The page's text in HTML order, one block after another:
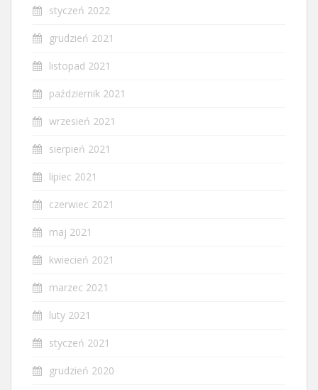
styczeń 2022
grudzień 2021
listopad 2021
październik 2021
wrzesień 2021
sierpień 2021
lipiec 2021
czerwiec 2021
maj 2021
kwiecień 2021
marzec 2021
luty 2021
styczeń 2021
grudzień 2020